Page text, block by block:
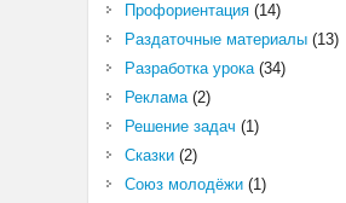
Профориентация(14)
Раздаточные материалы(13)
Разработка урока(34)
Реклама(2)
Решение задач (1)
Сказки(2)
Союз молодёжи(1)